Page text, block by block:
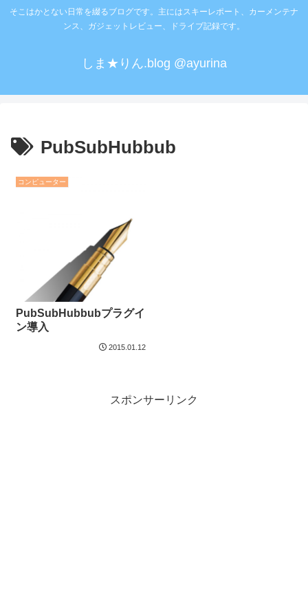
そこはかとない日常を綴るブログです。主にはスキーレポート、カーメンテナ
ンス、ガジェットレビュー、ドライブ記録です。
しま★りん.blog @ayurina
PubSubHubbub
コンピューター
PubSubHubbubプラグイ
ン導入
2015.01.12
スポンサーリンク